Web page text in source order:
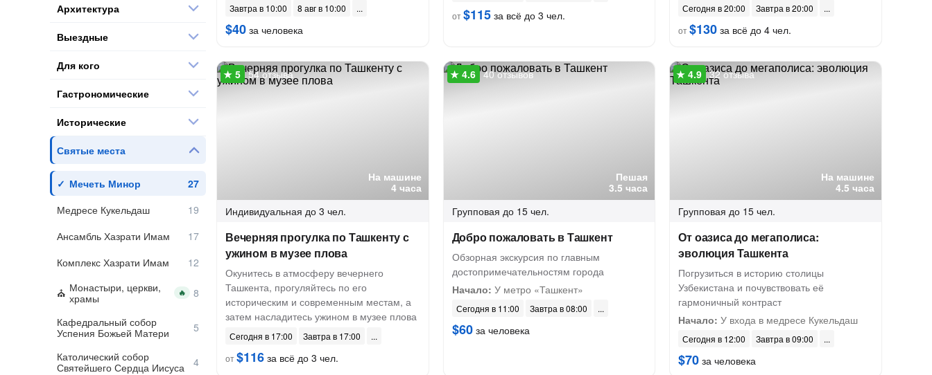
Завтра в 10:00 8 авг в 10:00
$40 за человека
от$115за всё до 3 чел.
Сегодня в 20:00
Завтра в 20:00
от$130 за всё до 4 чел.
На машине
4 часа
54 отзыва
Индивидуальная до 3 чел.
Вечерняя прогулка по Ташкенту с
ужином в музее плова
Окунитесь в атмосферу вечернего
Ташкента, прогуляйтесь по его
историческим и современным местам, а
затем насладитесь ужином в музее плова
Сегодня в 17:00
Завтра в 17:00
от$116 за всё до 3 чел.
Пешая
3.5 часа
40 отзывов
Групповая до 15 чел.
Добро пожаловать в Ташкент
Обзорная экскурсия по главным
достопримечательностям города
Начало: У метро «Ташкент»
Сегодня в 11:00 Завтра в 08:00
$60за человека
На машине
4.5 часа
32 отзыва
Групповая до 15 чел.
От оазиса до мегаполиса:
эволюция Ташкента
Погрузиться в историю столицы
Узбекистана и почувствовать её
гармоничный контраст
Начало: У входа в медресе Кукельдаш
Сегодня в 12:00 Завтра в 09:00
$70 за человека
Архитектура
Выездные
Для кого
Гастрономические
Исторические
Святые места
Мечеть Минор
Медресе Кукельдаш
Ансамбль Хазрати Имам
Комплекс Хазрати Имам
Монастыри, церкви,
храмы
🔥
Кафедральный собор
Успения Божьей Матери
Католический собор
Святейшего Сердца Иисуса